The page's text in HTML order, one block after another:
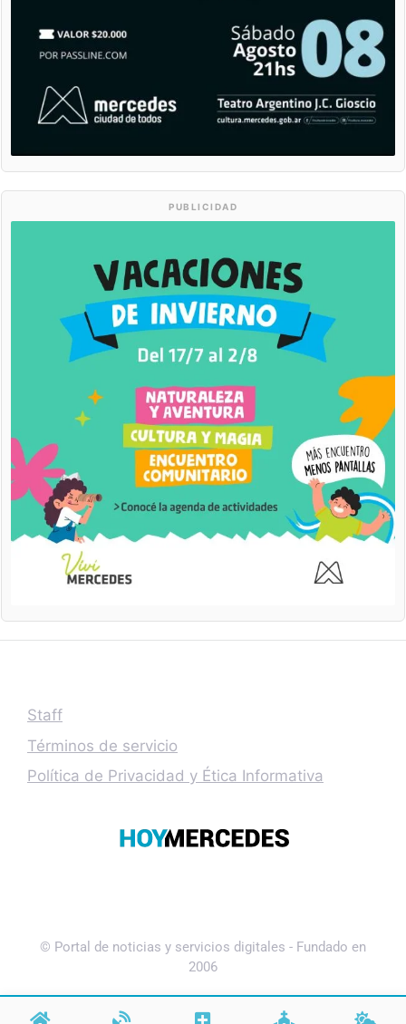
PUBLICIDAD
Staff
Términos de servicio
Política de Privacidad y Ética Informativa
© Portal de noticias y servicios digitales - Fundado en
2006